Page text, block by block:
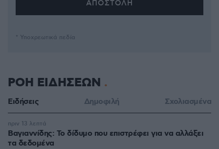
* Υποχρεωτικά πεδία
ΡΟΗ ΕΙΔΗΣΕΩΝ
Ειδήσεις Δημοφιλή Σχολιασμένα
Βαγιαννίδης: Το δίδυμο που επιστρέφει για να αλλάξει
τα δεδομένα
πριν 13 λεπτά